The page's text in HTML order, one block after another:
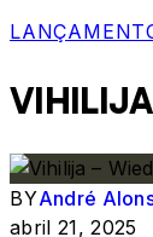
BYAndré
abril 21, 2025